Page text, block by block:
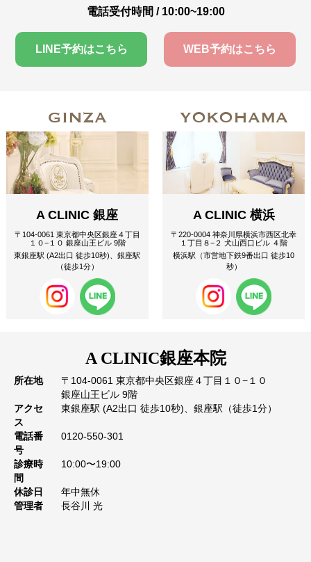
電話受付時間 / 10:00~19:00
LINE予約はこちら WEB予約はこちら
GINZA
A CLINIC 銀座
〒104-0061 東京都中央区銀座４丁目
１０−１０ 銀座山王ビル 9階
東銀座駅 (A2出口 徒歩10秒)、銀座駅
（徒歩1分）
YOKOHAMA
A CLINIC 横浜
〒220-0004 神奈川県横浜市西区北幸
１丁目８−２ 犬山西口ビル ４階
横浜駅（市営地下鉄9番出口 徒歩10
秒）
A CLINIC銀座本院
所在地
〒104-0061 東京都中央区銀座４丁目１０−１０
銀座山王ビル 9階
アクセ
ス
東銀座駅 (A2出口 徒歩10秒)、銀座駅（徒歩1分）
電話番
号
0120-550-301
診療時
間
10:00〜19:00
休診日
年中無休
管理者
長谷川 光